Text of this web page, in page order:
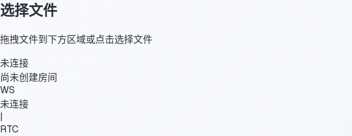
选择文件
拖拽文件到下方区域或点击选择文件
未连接
尚未创建房间
WS
未连接
|
RTC